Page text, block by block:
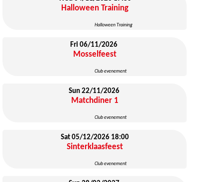
Halloween Training
Halloween Training
Fri 06/11/2026
Mosselfeest
Club evenement
Sun 22/11/2026
Matchdiner 1
Club evenement
Sat 05/12/2026 18:00
Sinterklaasfeest
Club evenement